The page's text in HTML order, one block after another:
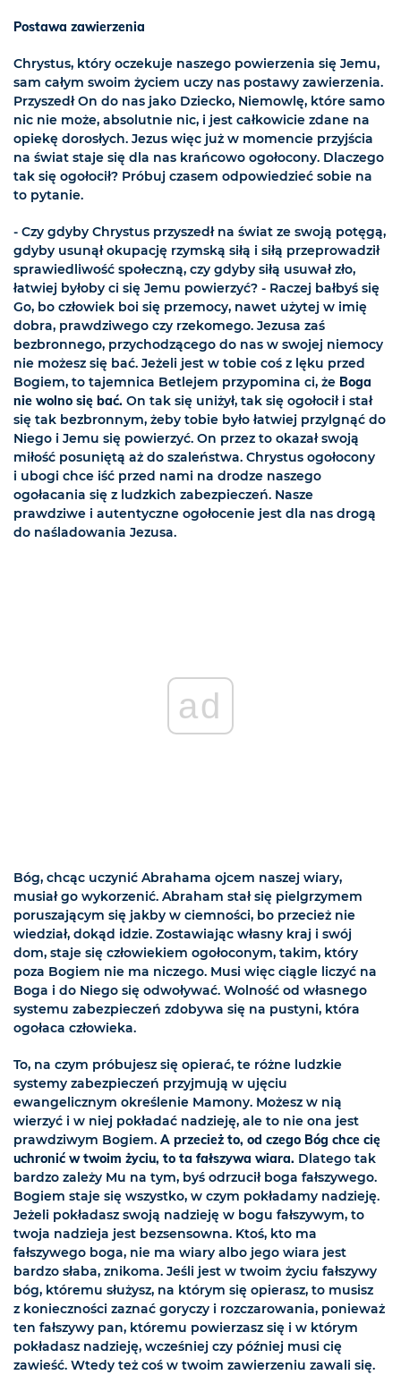
Postawa zawierzenia
Chrystus, który oczekuje naszego powierzenia się Jemu,
sam całym swoim życiem uczy nas postawy zawierzenia.
Przyszedł On do nas jako Dziecko, Niemowlę, które samo
nic nie może, absolutnie nic, i jest całkowicie zdane na
opiekę dorosłych. Jezus więc już w momencie przyjścia
na świat staje się dla nas krańcowo ogołocony. Dlaczego
tak się ogołocił? Próbuj czasem odpowiedzieć sobie na
to pytanie.
- Czy gdyby Chrystus przyszedł na świat ze swoją potęgą,
gdyby usunął okupację rzymską siłą i siłą przeprowadził
sprawiedliwość społeczną, czy gdyby siłą usuwał zło,
łatwiej byłoby ci się Jemu powierzyć? - Raczej bałbyś się
Go, bo człowiek boi się przemocy, nawet użytej w imię
dobra, prawdziwego czy rzekomego. Jezusa zaś
bezbronnego, przychodzącego do nas w swojej niemocy
nie możesz się bać. Jeżeli jest w tobie coś z lęku przed
Bogiem, to tajemnica Betlejem przypomina ci, że Boga
nie wolno się bać. On tak się uniżył, tak się ogołocił i stał
się tak bezbronnym, żeby tobie było łatwiej przylgnąć do
Niego i Jemu się powierzyć. On przez to okazał swoją
miłość posuniętą aż do szaleństwa. Chrystus ogołocony
i ubogi chce iść przed nami na drodze naszego
ogołacania się z ludzkich zabezpieczeń. Nasze
prawdziwe i autentyczne ogołocenie jest dla nas drogą
do naśladowania Jezusa.
ad
Bóg, chcąc uczynić Abrahama ojcem naszej wiary,
musiał go wykorzenić. Abraham stał się pielgrzymem
poruszającym się jakby w ciemności, bo przecież nie
wiedział, dokąd idzie. Zostawiając własny kraj i swój
dom, staje się człowiekiem ogołoconym, takim, który
poza Bogiem nie ma niczego. Musi więc ciągle liczyć na
Boga i do Niego się odwoływać. Wolność od własnego
systemu zabezpieczeń zdobywa się na pustyni, która
ogołaca człowieka.
To, na czym próbujesz się opierać, te różne ludzkie
systemy zabezpieczeń przyjmują w ujęciu
ewangelicznym określenie Mamony. Możesz w nią
wierzyć i w niej pokładać nadzieję, ale to nie ona jest
prawdziwym Bogiem. A przecież to, od czego Bóg chce cię
uchronić w twoim życiu, to ta fałszywa wiara. Dlatego tak
bardzo zależy Mu na tym, byś odrzucił boga fałszywego.
Bogiem staje się wszystko, w czym pokładamy nadzieję.
Jeżeli pokładasz swoją nadzieję w bogu fałszywym, to
twoja nadzieja jest bezsensowna. Ktoś, kto ma
fałszywego boga, nie ma wiary albo jego wiara jest
bardzo słaba, znikoma. Jeśli jest w twoim życiu fałszywy
bóg, któremu służysz, na którym się opierasz, to musisz
z konieczności zaznać goryczy i rozczarowania, ponieważ
ten fałszywy pan, któremu powierzasz się i w którym
pokładasz nadzieję, wcześniej czy później musi cię
zawieść. Wtedy też coś w twoim zawierzeniu zawali się.